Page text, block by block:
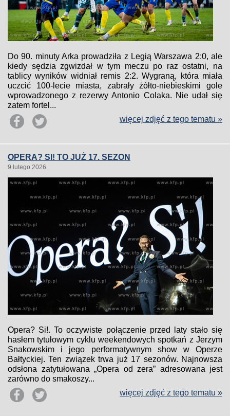
Do 90. minuty Arka prowadziła z Legią Warszawa 2:0, ale
kiedy sędzia zgwizdał w tym meczu po raz ostatni, na
tablicy wyników widniał remis 2:2. Wygraną, która miała
uczcić 100-lecie miasta, zabrały żółto-niebieskimi gole
wprowadzonego z rezerwy Antonio Colaka. Nie udał się
zatem fortel...
więcej zdjęć z tego tematu »
OPERA? SI! TO JUŻ 17. SEZON
9 lutego 2026
Opera? Si!. To oczywiste połączenie przed laty stało się
hasłem tytułowym cyklu weekendowych spotkań z Jerzym
Snakowskim i jego performatywnym show w Operze
Bałtyckiej. Ten związek trwa już 17 sezonów. Najnowsza
odsłona zatytułowana „Opera od zera” adresowana jest
zarówno do smakoszy...
więcej zdjęć z tego tematu »